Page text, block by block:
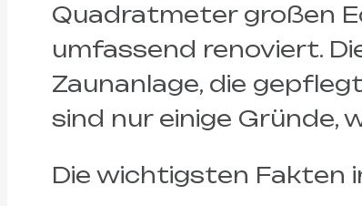
Quadratmeter großen
umfassend renoviert.
Zaunanlage, die
sind nur einige Gründe,
Die wichtigsten Fakten